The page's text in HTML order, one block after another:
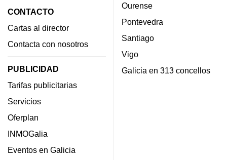
CONTACTO
Cartas al director
Contacta con nosotros
PUBLICIDAD
Tarifas publicitarias
Servicios
Oferplan
INMOGalia
Eventos en Galicia
Ourense
Pontevedra
Santiago
Vigo
Galicia en 313 concellos